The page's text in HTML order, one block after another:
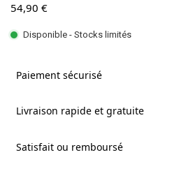
54,90 €
Disponible - Stocks limités
Paiement sécurisé
Livraison rapide et gratuite
Satisfait ou remboursé